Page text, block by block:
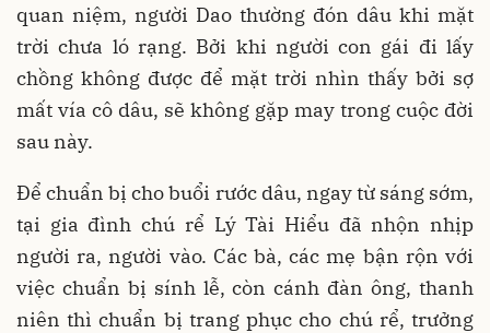
quan niệm, người Dao thường đón dâu khi mặt
trời chưa ló rạng. Bởi khi người con gái đi lấy
chồng không được để mặt trời nhìn thấy bởi sợ
mất vía cô dâu, sẽ không gặp may trong cuộc đời
sau này.
Để chuẩn bị cho buổi rước dâu, ngay từ sáng sớm,
tại gia đình chú rể Lý Tài Hiểu đã nhộn nhịp
người ra, người vào. Các bà, các mẹ bận rộn với
việc chuẩn bị sính lễ, còn cánh đàn ông, thanh
niên thì chuẩn bị trang phục cho chú rể, trưởng